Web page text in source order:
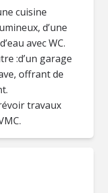
cuisine
d’une
avec WC.
:d’un garage
offrant de
travaux